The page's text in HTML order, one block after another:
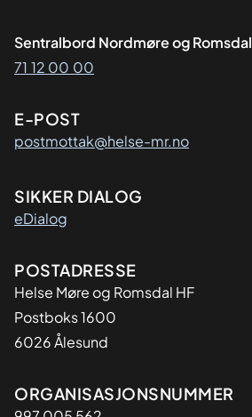
Sentralbord Nordmøre og Romsdal
71 12 00 00
E-POST
postmottak@helse-mr.no
SIKKER DIALOG
eDialog
Adresse
POSTADRESSE
Helse Møre og Romsdal HF
Postboks 1600
6026 Ålesund
Organisasjon
ORGANISASJONSNUMMER